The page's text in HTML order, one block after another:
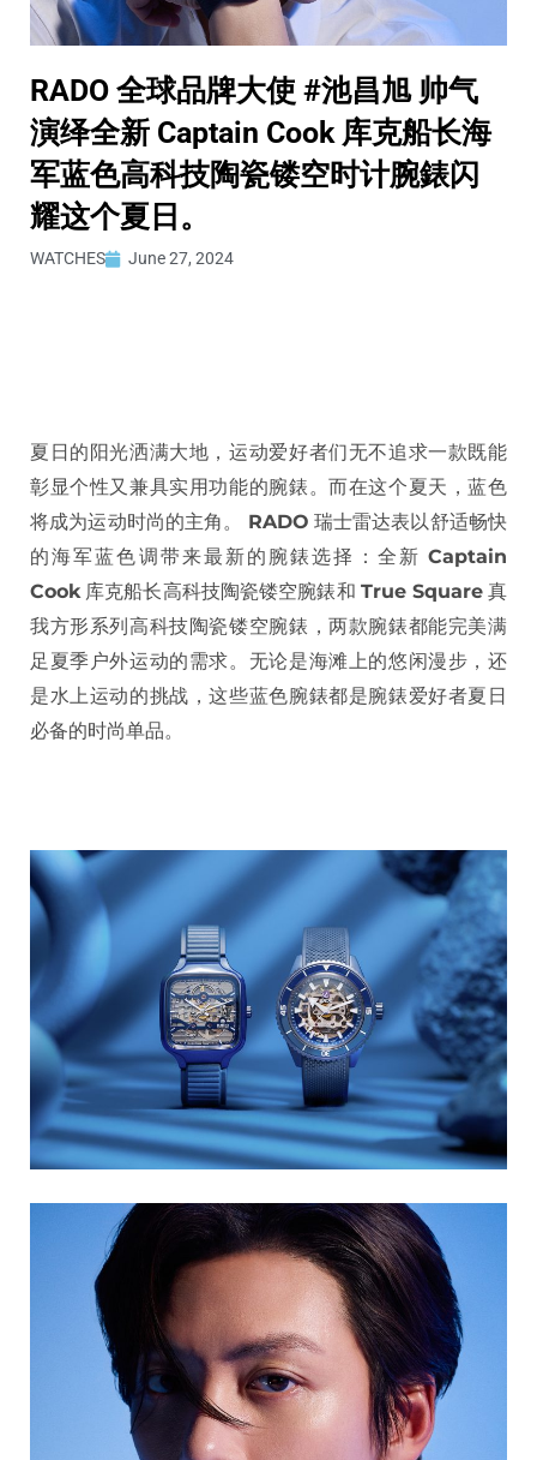
RADO 全球品牌大使 #池昌旭 帅气
演绎全新 Captain Cook 库克船长海
军蓝色高科技陶瓷镂空时计腕錶闪
耀这个夏日。
WATCHES June 27, 2024
夏日的阳光洒满大地，运动爱好者们无不追求一款既能
彰显个性又兼具实用功能的腕錶。而在这个夏天，蓝色
将成为运动时尚的主角。 RADO 瑞士雷达表以舒适畅快
的海军蓝色调带来最新的腕錶选择：全新 Captain
Cook库克船长高科技陶瓷镂空腕錶和 True Square真
我方形系列高科技陶瓷镂空腕錶，两款腕錶都能完美满
足夏季户外运动的需求。无论是海滩上的悠闲漫步，还
是水上运动的挑战，这些蓝色腕錶都是腕錶爱好者夏日
必备的时尚单品。